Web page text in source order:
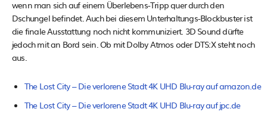
wenn man sich auf einem Überlebens-Tripp quer durch den
Dschungel befindet. Auch bei diesem Unterhaltungs-Blockbuster ist
die finale Ausstattung noch nicht kommuniziert. 3D Sound dürfte
jedoch mit an Bord sein. Ob mit Dolby Atmos oder DTS:X steht noch
aus.
The Lost City – Die verlorene Stadt 4K UHD Blu-ray auf amazon.de
The Lost City – Die verlorene Stadt 4K UHD Blu-ray auf jpc.de